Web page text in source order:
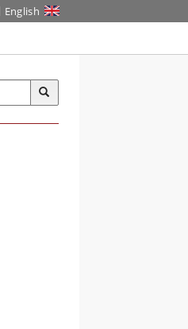
English